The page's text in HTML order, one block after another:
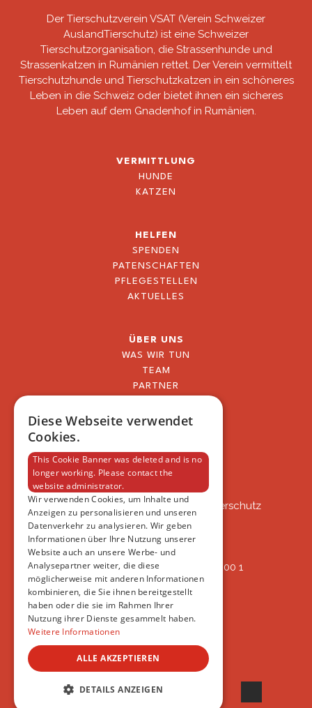
Der Tierschutzverein VSAT (Verein Schweizer
AuslandTierschutz) ist eine Schweizer
Tierschutzorganisation, die Strassenhunde und
Strassenkatzen in Rumänien rettet. Der Verein vermittelt
Tierschutzhunde und Tierschutzkatzen in ein schöneres
Leben in die Schweiz oder bietet ihnen ein sicheres
Leben auf dem Gnadenhof in Rumänien.
VERMITTLUNG
HUNDE
KATZEN
HELFEN
SPENDEN
PATENSCHAFTEN
PFLEGESTELLEN
AKTUELLES
ÜBER UNS
WAS WIR TUN
TEAM
PARTNER
FAQ
VSAT
VSAT - Verein Schweizer Auslandtierschutz
Oberlangnauerstrasse 13b
9562 Märwil
IBAN: CH82 00 78 4297 8786 7200 1
ERREICHBAR
AB 17:45
+41 44 594 66 25
© 2022 VSAT
Diese Webseite verwendet
Cookies.
This Cookie Banner was deleted and is no
longer working. Please contact the
website administrator.
Wir verwenden Cookies, um Inhalte und
Anzeigen zu personalisieren und unseren
Datenverkehr zu analysieren. Wir geben
Informationen über Ihre Nutzung unserer
Website auch an unsere Werbe- und
Analysepartner weiter, die diese
möglicherweise mit anderen Informationen
kombinieren, die Sie ihnen bereitgestellt
haben oder die sie im Rahmen Ihrer
Nutzung ihrer Dienste gesammelt haben.
Weitere Informationen
ALLE AKZEPTIEREN
DETAILS ANZEIGEN